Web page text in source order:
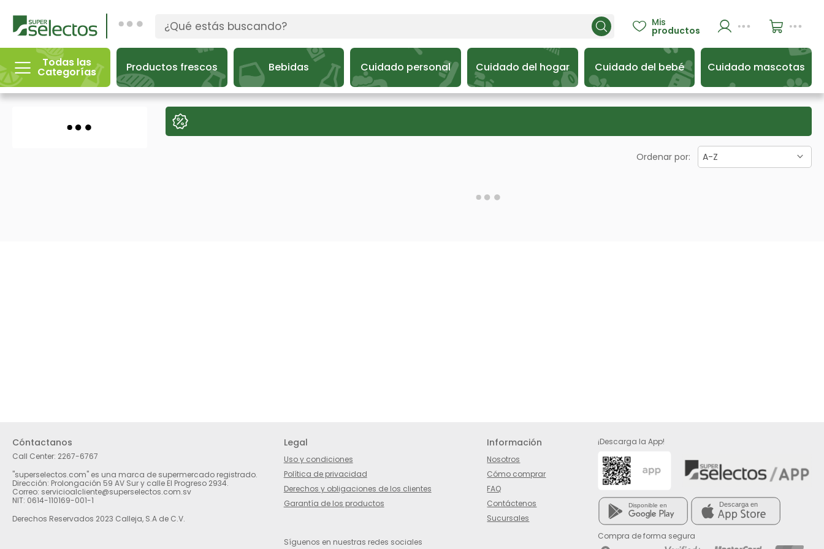
 Mis
productos
Todas las
Categorías Productos frescos Bebidas Cuidado personal Cuidado del hogar Cuidado del bebé Cuidado mascotas
Ordenar por: A-Z
Cóntactanos
Call Center: 2267-6767
"superselectos.com" es una marca de supermercado registrado.
Dirección: Prolongación 59 AV Sur y calle El Progreso 2934.
Correo: servicioalcliente@superselectos.com.sv
NIT: 0614-110169-001-1
Derechos Reservados 2023 Calleja, S.A de C.V.
Legal
Uso y condiciones
Política de privacidad
Derechos y obligaciones de los clientes
Garantía de los productos
Información
Nosotros
Cómo comprar
FAQ
Contáctenos
Sucursales
Síguenos en nuestras redes sociales
¡Descarga la App!
Compra de forma segura